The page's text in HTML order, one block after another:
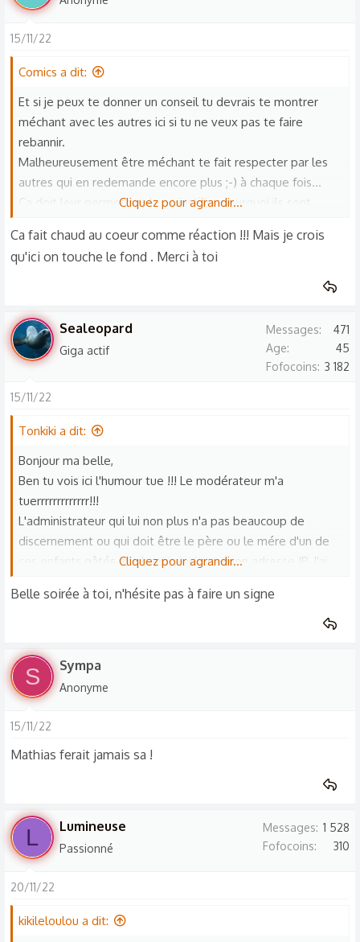
é
c
o
n
s
15/11/22
Comics a dit:
Et si je peux te donner un conseil tu devrais te montrer
méchant avec les autres ici si tu ne veux pas te faire
rebannir.
Malheureusement être méchant te fait respecter par les
autres qui en redemande encore plus ;-) à chaque fois...
Ça doit leur permettre de se justifier pourquoi ils sont
pourquoi ils sont méchant
Cliquez pour agrandir...
Ca fait chaud au coeur comme réaction !!! Mais je crois
qu'ici on touche le fond . Merci à toi
Sealeopard
Giga actif
Messages
471
Age
45
Fofocoins 3 182
15/11/22
Tonkiki a dit:
Bonjour ma belle,
Ben tu vois ici l'humour tue !!! Le modérateur m'a
tuerrrrrrrrrrrrr!!!
L'administrateur qui lui non plus n'a pas beaucoup de
discernement ou qui doit être le père ou le mére d'un de
ces enfants gâtés m'a banni ainsi que mon adresse IP. J'ai
Je regrette car j'aurais bien aimé dialoguer avec toi qui me
semble être une femme courageuse et rayonnante. Il doit
temps de les connaître. Peut-être à bientôt, j'essaierai de
me faire identifier (discrètement sinon je crains pour ma vie
lol) sous mon masque
Une belle journée à toi
Cliquez pour agrandir...
Belle soirée à toi, n'hésite pas à faire un signe
S Sympa
Anonyme
15/11/22
Mathias ferait jamais sa !
L Lumineuse
Passionné
Messages 1 528
Fofocoins
310
20/11/22
kikileloulou a dit: